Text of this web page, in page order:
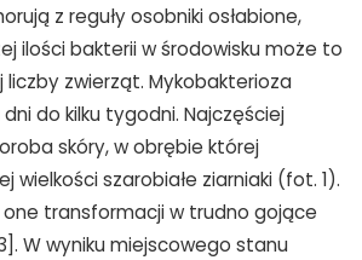
z reguły osobniki osłabione,
ilości bakterii w środowisku może to
zwierząt. Mykobakterioza
do kilku tygodni. Najczęściej
skóry, w obrębie której
wielkości szarobiałe ziarniaki (fot. 1).
transformacji w trudno gojące
W wyniku miejscowego stanu